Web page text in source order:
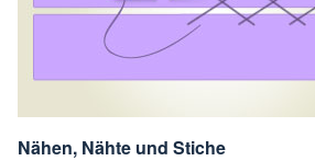
Nähen, Nähte und Stiche